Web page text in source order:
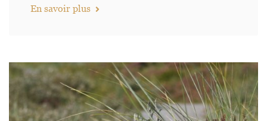
En savoir plus